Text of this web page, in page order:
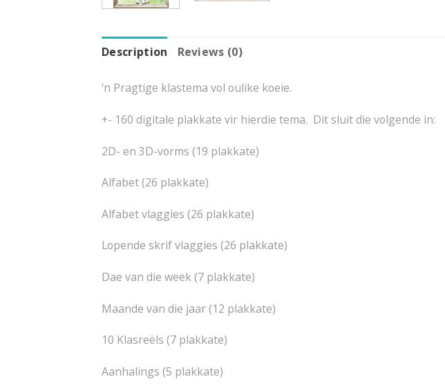
Description Reviews (0)
‘n Pragtige klastema vol oulike koeie.
+- 160 digitale plakkate vir hierdie tema. Dit sluit die volgende in:
2D- en 3D-vorms (19 plakkate)
Alfabet (26 plakkate)
Alfabet vlaggies (26 plakkate)
Lopende skrif vlaggies (26 plakkate)
Dae van die week (7 plakkate)
Maande van die jaar (12 plakkate)
10 Klasreëls (7 plakkate)
Aanhalings (5 plakkate)